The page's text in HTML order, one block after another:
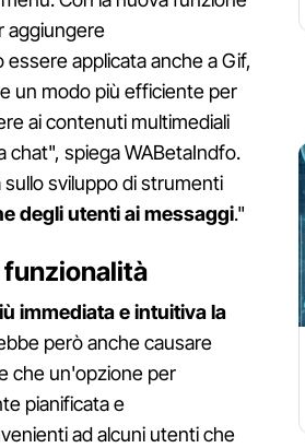
aggiungere
applicata anche a Gif,
un modo più efficiente per
ai contenuti multimediali
chat", spiega WABetaIndfo.
sviluppo di strumenti
degli utenti ai messaggi."
funzionalità
immediata e intuitiva la
però anche causare
che un'opzione per
pianificata e
ad alcuni utenti che